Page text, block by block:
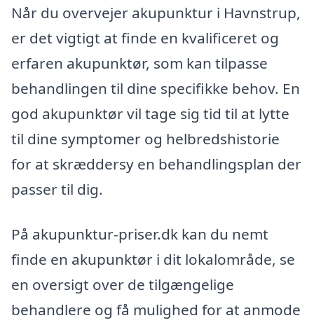
Når du overvejer akupunktur i Havnstrup,
er det vigtigt at finde en kvalificeret og
erfaren akupunktør, som kan tilpasse
behandlingen til dine specifikke behov. En
god akupunktør vil tage sig tid til at lytte
til dine symptomer og helbredshistorie
for at skræddersy en behandlingsplan der
passer til dig.
På akupunktur-priser.dk kan du nemt
finde en akupunktør i dit lokalområde, se
en oversigt over de tilgængelige
behandlere og få mulighed for at anmode